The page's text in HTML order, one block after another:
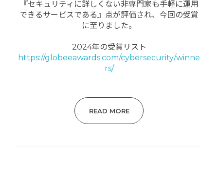
『セキュリティに詳しくない非専門家も手軽に運用
できるサービスである』点が評価され、今回の受賞
に至りました。
2024年の受賞リスト
https://globeeawards.com/cybersecurity/winne
rs/
READ MORE